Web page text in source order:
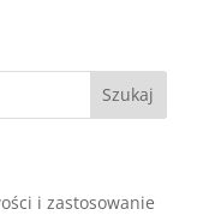
i zastosowanie